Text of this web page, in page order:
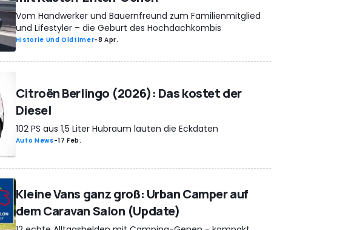
Vom Handwerker und Bauernfreund zum Familienmitglied
und Lifestyler – die Geburt des Hochdachkombis
Historie Und Oldtimer-8 Apr.
Citroën Berlingo (2026): Das kostet der
Diesel
102 PS aus 1,5 Liter Hubraum lauten die Eckdaten
Auto News-17 Feb.
Kleine Vans ganz groß: Urban Camper auf
dem Caravan Salon (Update)